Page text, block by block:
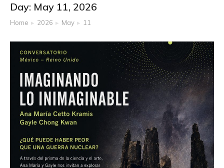
Day: May 11, 2026
You are here:
Home 2026 May 11